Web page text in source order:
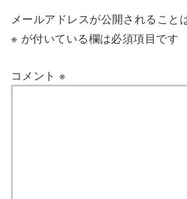
メールアドレスが公開されること
※ が付いている欄は必須項目です
コメント ※